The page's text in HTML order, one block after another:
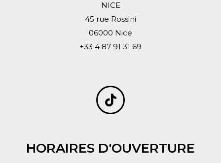
NICE
45 rue Rossini
06000 Nice
+33 4 87 91 31 69
HORAIRES D'OUVERTURE